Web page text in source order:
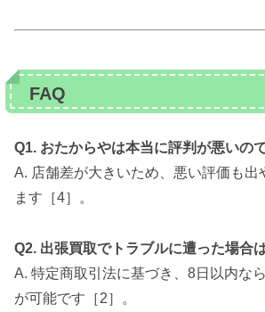
FAQ
Q1. おたからやは本当に評判が悪いの
A. 店舗差が大きいため、悪い評価も出
ます［4］。
Q2. 出張買取でトラブルに遭った場合
A. 特定商取引法に基づき、8日以内な
が可能です［2］。